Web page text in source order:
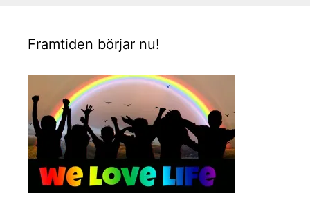
Framtiden börjar nu!